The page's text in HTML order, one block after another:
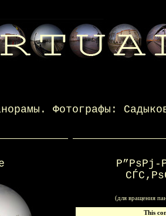
. Фотографы:
Р”РѕРј-
(для вращения
This